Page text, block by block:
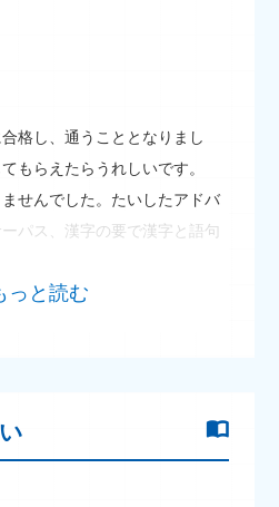
格し、通うこととなりまし
もらえたらうれしいです。
ませんでした。たいしたアドバ
パス、漢字の要で漢字と語句